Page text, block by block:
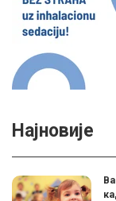
Најновије